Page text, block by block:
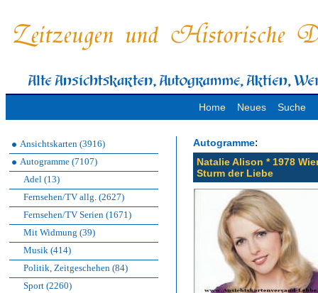
Home Neues Suche
Ansichtskarten (3916)
Autogramme (7107)
Adel (13)
Fernsehen/TV allg. (2627)
Fernsehen/TV Serien (1671)
Mit Widmung (39)
Musik (414)
Politik, Zeitgeschehen (84)
Sport (2260)
Autogramme:
Natalie Alison * 1978
Sturm der Liebe